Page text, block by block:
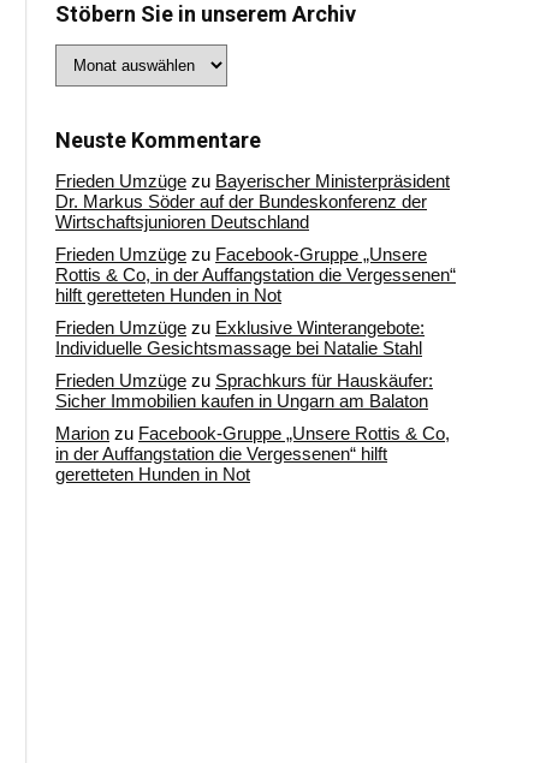
Stöbern Sie in unserem Archiv
Sie
Archiv
Neuste Kommentare
Frieden Umzüge zu Bayerischer Ministerpräsident
Dr. Markus Söder auf der Bundeskonferenz der
Wirtschaftsjunioren Deutschland
Frieden Umzüge zu Facebook-Gruppe „Unsere
Rottis & Co, in der Auffangstation die Vergessenen“
hilft geretteten Hunden in Not
Frieden Umzüge zu Exklusive Winterangebote:
Individuelle Gesichtsmassage bei Natalie Stahl
Frieden Umzüge zu Sprachkurs für Hauskäufer:
Sicher Immobilien kaufen in Ungarn am Balaton
Marion zu Facebook-Gruppe „Unsere Rottis & Co,
in der Auffangstation die Vergessenen“ hilft
geretteten Hunden in Not